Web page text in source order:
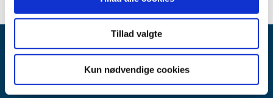
Tillad valgte
Kun nødvendige cookies